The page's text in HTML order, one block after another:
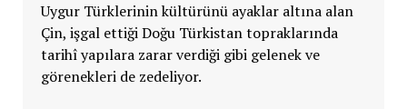
Uygur Türklerinin kültürünü ayaklar altına alan
Çin, işgal ettiği Doğu Türkistan topraklarında
tarihî yapılara zarar verdiği gibi gelenek ve
görenekleri de zedeliyor.